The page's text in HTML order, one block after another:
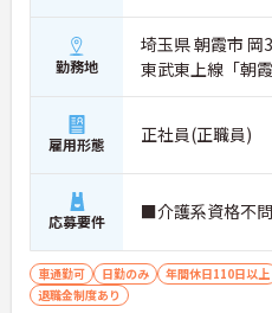
勤務地
埼玉県 朝霞市 岡
東武東上線「朝
雇用形態 正社員(正職員)
応募要件 ■介護系資格不
車通勤可 日勤のみ 年間休日110日以上
退職金制度あり